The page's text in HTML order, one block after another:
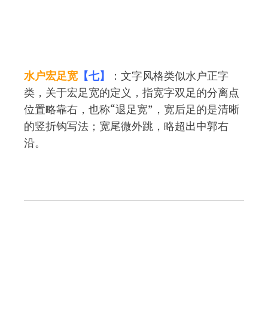
水户宏足宽 【七】
：文字风格类似水户正字
类，关于宏足宽的定义，指宽字双足的分离点
位置略靠右，也称“退足宽”，宽后足的是清晰
的竖折钩写法；宽尾微外跳，略超出中郭右
沿。